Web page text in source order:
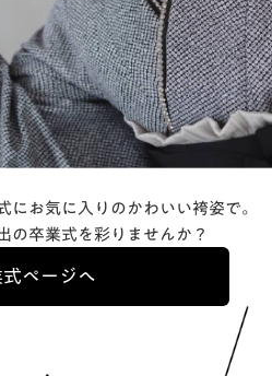
にお気に入りのかわいい袴姿で。
の卒業式を彩りませんか？
式ページへ